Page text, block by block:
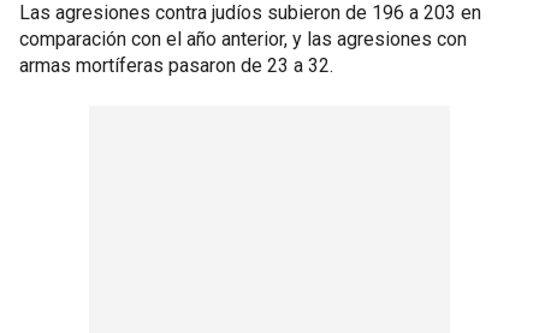
Las agresiones contra judíos subieron de 196 a 203 en
comparación con el año anterior, y las agresiones con
armas mortíferas pasaron de 23 a 32.